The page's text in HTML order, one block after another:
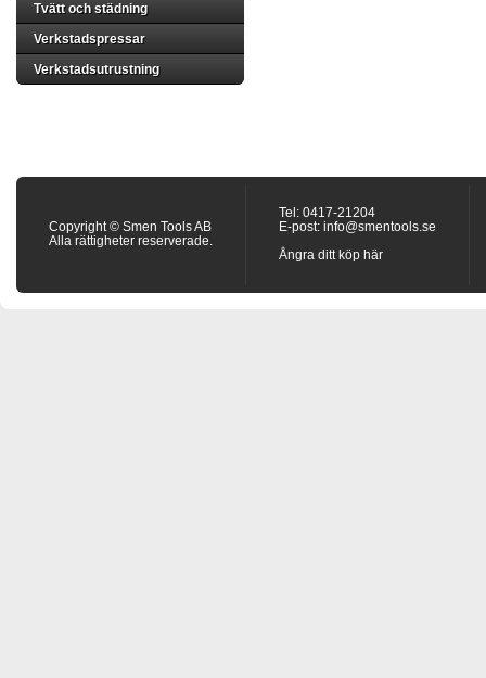
Tvätt och städning
Verkstadspressar
Verkstadsutrustning
Copyright © Smen Tools AB
Alla rättigheter reserverade.
Tel: 0417-21204
E-post: info@smentools.se
Ångra ditt köp här